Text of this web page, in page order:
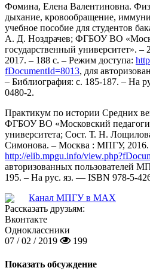
Фомина, Елена Валентиновна.
дыхание, кровообращение,
учебное пособие для студентов
А. Д. Ноздрачев; ФГБОУ ВО
государственный университет».
2017. – 188 с. – Режим доступа:
fDocumentId=8013, для
– Библиография: с. 185-187. – На
0480-2.
Практикум по истории Средних
ФГБОУ ВО «Московский
университета; Сост. Т. Н.
Симонова. – Москва : МПГУ, 2016.
http://elib.mpgu.info/
авторизованных пользователей
195. – На рус. яз. — ISBN 978-5-
Канал МПГУ в MAX
Рассказать друзьям:
Вконтакте
Одноклассники
07 / 02 / 2019
199
Показать обсуждение